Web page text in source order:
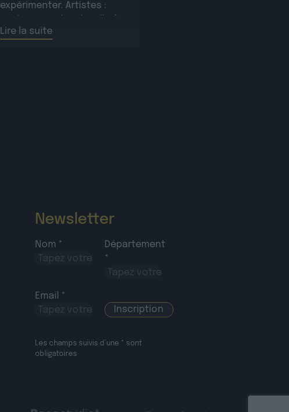
expérimenter. Artistes :
sur ce lienRomañ plus
Lire la suite
Newsletter
Nom *
Département
*
Email *
Les champs suivis d’une * sont
obligatoires